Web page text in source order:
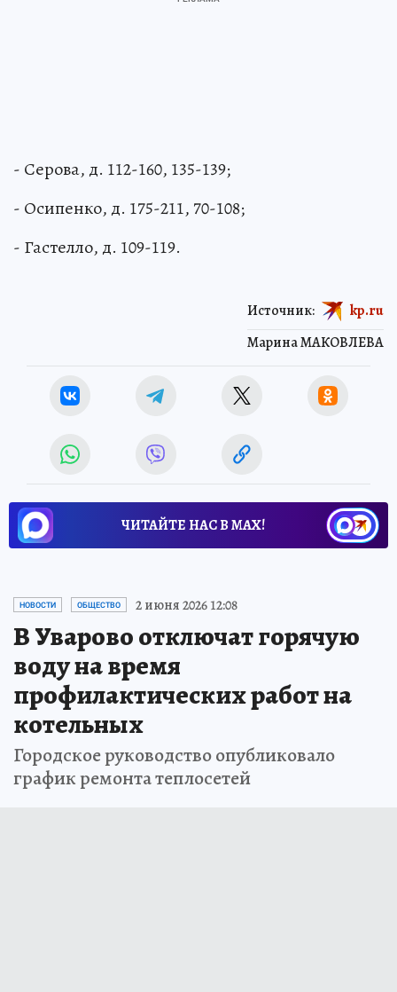
- Серова, д. 112-160, 135-139;
- Осипенко, д. 175-211, 70-108;
- Гастелло, д. 109-119.
Марина МАКОВЛЕВА
Источник: kp.ru
ЧИТАЙТЕ НАС В МАХ!
НОВОСТИ ОБЩЕСТВО 2 июня 2026 12:08
В Уварово отключат горячую
воду на время
профилактических работ на
котельных
Городское руководство опубликовало
график ремонта теплосетей